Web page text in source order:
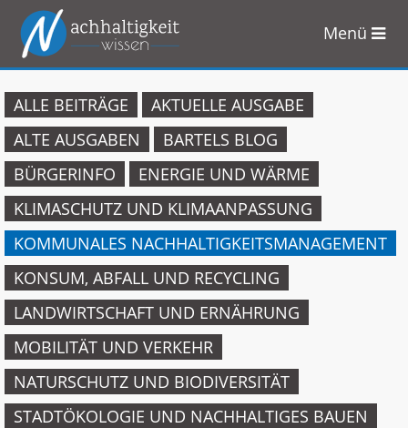
Menü
Zum
springen
ALLE BEITRÄGE
AKTUELLE AUSGABE
ALTE AUSGABEN
BARTELS BLOG
BÜRGERINFO
ENERGIE UND WÄRME
KLIMASCHUTZ UND KLIMAANPASSUNG
KOMMUNALES NACHHALTIGKEITSMANAGEMENT
KONSUM, ABFALL UND RECYCLING
LANDWIRTSCHAFT UND ERNÄHRUNG
MOBILITÄT UND VERKEHR
NATURSCHUTZ UND BIODIVERSITÄT
STADTÖKOLOGIE UND NACHHALTIGES BAUEN